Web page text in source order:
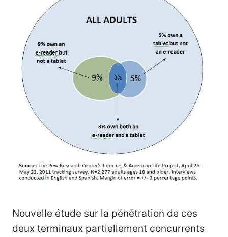
Nouvelle étude sur la pénétration de ces
deux terminaux partiellement concurrents